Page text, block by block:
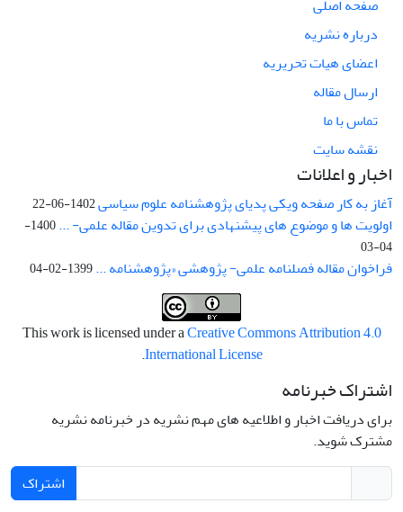
درباره نشریه
اعضای هیات تحریریه
ارسال مقاله
تماس با ما
نقشه سایت
اخبار و اعلانات
آغاز به کار صفحه ویکی پدیای پژوهشنامه علوم سیاسی1402-06-22
اولویت ها و موضوع های پیشنهادی برای تدوین مقاله علمی- ...
1400-
04-03
فراخوان مقاله فصلنامه علمی- پژوهشی «پژوهشنامه ...1399-02-04
This work is licensed under aCreative Commons Attribution 4.0
International License
.
اشتراک خبرنامه
برای دریافت اخبار و اطلاعیه های مهم نشریه در خبرنامه نشریه
مشترک شوید.
اشتراک